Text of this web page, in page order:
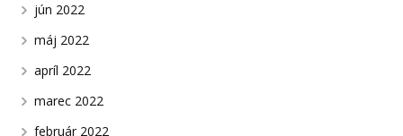
jún 2022
máj 2022
apríl 2022
marec 2022
február 2022